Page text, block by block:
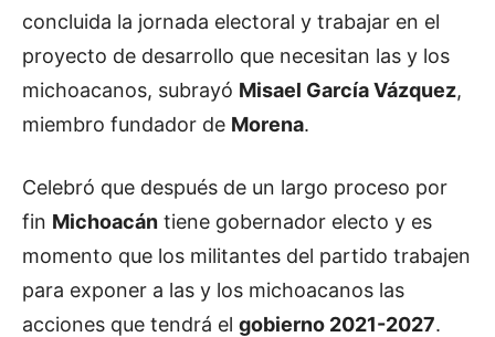
concluida la jornada electoral y trabajar en el
proyecto de desarrollo que necesitan las y los
michoacanos, subrayó Misael García Vázquez,
miembro fundador de Morena.
Celebró que después de un largo proceso por
fin Michoacán tiene gobernador electo y es
momento que los militantes del partido trabajen
para exponer a las y los michoacanos las
acciones que tendrá el gobierno 2021-2027.